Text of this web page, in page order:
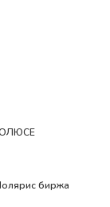
биржа